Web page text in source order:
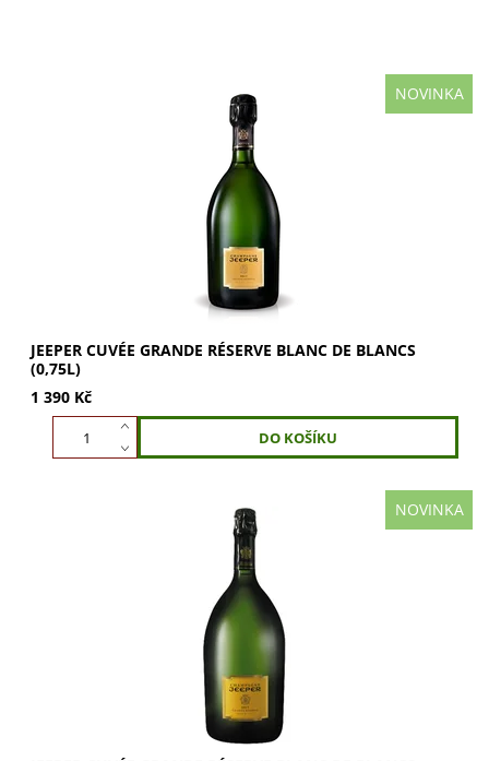
NOVINKA
JEEPER Cuvée Grande Réserve Blanc de Blancs (0,75l):
100% Chardonnay. Minerální a květinové aroma s tóny
bílého pepře. Hedvábná, živá chuť s...
JEEPER CUVÉE GRANDE RÉSERVE BLANC DE BLANCS
(0,75L)
1 390 Kč
NOVINKA
JEEPER Cuvée Grande Réserve Blanc de Blancs Magnum
(1,5l) z 100% Chardonnay. Minerální a květinové aroma s
pepřem. Hedvábná, živá chuť s tóny...